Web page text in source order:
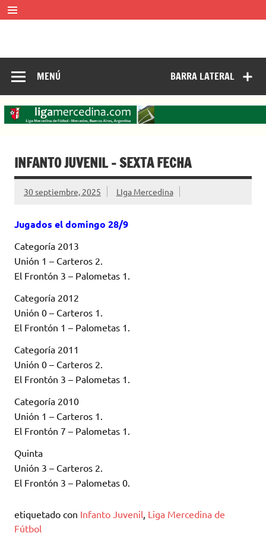
Saltar
contenido
ligamercedinadefutbol@hotmail.com ————— 02324-
BARRA LATERAL
MENÚ
INFANTO JUVENIL – SEXTA FECHA
30 septiembre, 2025 LIga Mercedina
Jugados el domingo 28/9
Categoría 2013
Unión 1 – Carteros 2.
El Frontón 3 – Palometas 1.
Categoría 2012
Unión 0 – Carteros 1.
El Frontón 1 – Palometas 1.
Categoría 2011
Unión 0 – Carteros 2.
El Frontón 3 – Palometas 1.
Categoría 2010
Unión 1 – Carteros 1.
El Frontón 7 – Palometas 1.
Quinta
Unión 3 – Carteros 2.
El Frontón 3 – Palometas 0.
etiquetado con Infanto Juvenil, Liga Mercedina de
Fútbol